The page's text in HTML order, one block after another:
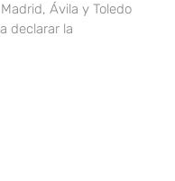
Ávila y Toledo
declarar la